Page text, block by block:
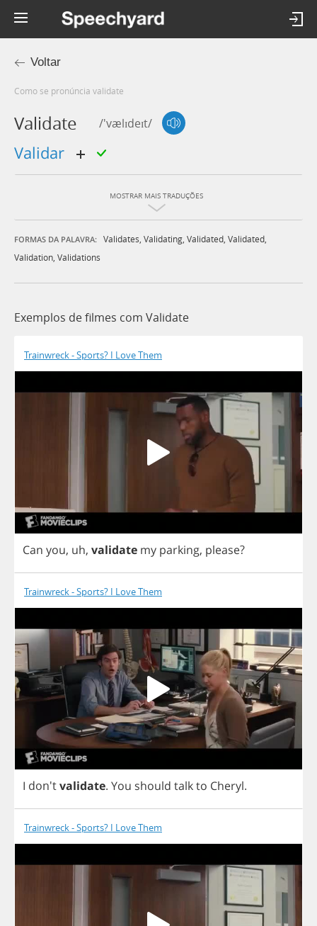
Voltar
Como se pronúncia validate
Validate /'vælɪdeɪt/
validar
MOSTRAR MAIS TRADUÇÕES
FORMAS DA PALAVRA: Validates, Validating, Validated, Validated,
Validation, Validations
Exemplos de filmes com Validate
Trainwreck - Sports? I Love Them
Can you, uh, validate my parking, please?
Trainwreck - Sports? I Love Them
I don'tvalidate. You should talkto Cheryl.
Trainwreck - Sports? I Love Them